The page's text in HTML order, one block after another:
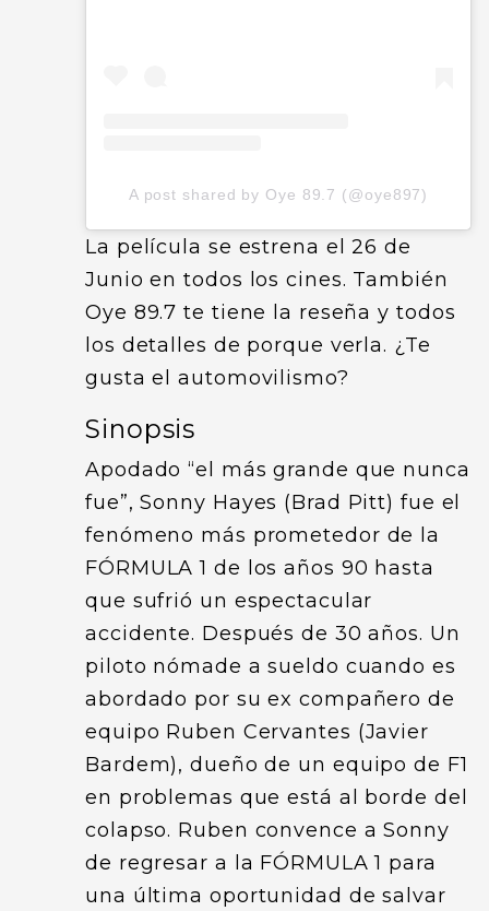
A post shared by Oye 89.7 (@oye897)
La película se estrena el 26 de
Junio en todos los cines. También
Oye 89.7 te tiene la reseña y todos
los detalles de porque verla. ¿Te
gusta el automovilismo?
Sinopsis
Apodado “el más grande que nunca
fue”, Sonny Hayes (Brad Pitt) fue el
fenómeno más prometedor de la
FÓRMULA 1 de los años 90 hasta
que sufrió un espectacular
accidente. Después de 30 años. Un
piloto nómade a sueldo cuando es
abordado por su ex compañero de
equipo Ruben Cervantes (Javier
Bardem), dueño de un equipo de F1
en problemas que está al borde del
colapso. Ruben convence a Sonny
de regresar a la FÓRMULA 1 para
una última oportunidad de salvar